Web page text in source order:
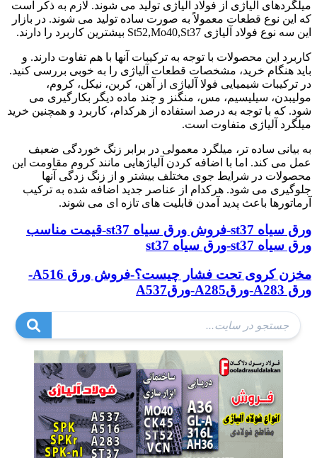
میلگردهای آلیاژی از فولاد آلیاژی تولید می شوند. لازم به ذکر است
که این نوع قطعات معمولاً به صورت ساده تولید می شوند. در بازار
این سه نوع فولاد آلیاژی St52,Mo40,St37 بیشترین کاربرد را دارند.
کاربرد این محصولات با توجه به ترکیبات آنها با هم تفاوت دارند. و
باید هنگام خرید، مشخصات قطعات آلیاژی را به خوبی بررسی کنید.
در ترکیبات شیمیایی فولا آلیاژی از آهن، کربن، نیکل، کروم،
مولیبدن، سیلیسیم، مس، منگنز و چند ماده دیگر بکارگیری می
شود. که با توجه به درصد استفاده از هرکدام، کاربرد و همچنین خرید
میلگرد آلیاژی متفاوت است.
به بیانی ساده تر، میلگرد معمولی در برابر زنگ خوردگی ضعیف
عمل می کند. اما با اضافه کردن آلیاژهایی مانند کروم مقاومت این
محصولات در شرایط جوی مختلف بیشتر و از زنگ زدگی آنها
جلوگیری می شود. هرکدام از عناصر جدید اضافه شده به ترکیب
آرماتورها باعث پدید آمدن قابلیت های تازه ای می شوند.
ورق سیاه st37-فروش ورق سیاه st37-قیمت مناسب
ورق سیاه st37-ورق سیاه st37
مخزن کروی تحت فشار چیست؟-فروش ورق A516-
ورق A283-ورقA285-ورقA537